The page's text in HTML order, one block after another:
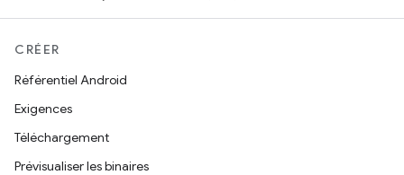
CRÉER
Référentiel Android
Exigences
Téléchargement
Prévisualiser les binaires